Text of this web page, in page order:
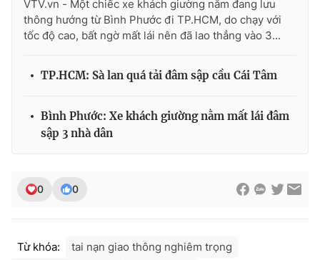
THỜI BÁO VTV
Theo dõi báo trên
Cơ quan báo chí:
Tổng Biên tập:Vũ Thanh Thủy
VTV.vn - Một chiếc xe khách giường nằm đang lưu
thông hướng từ Bình Phước đi TP.HCM, do chạy với
tốc độ cao, bất ngờ mất lái nên đã lao thẳng vào 3...
TP.HCM: Sà lan quá tải đâm sập cầu Cái Tâm
Bình Phước: Xe khách giường nằm mất lái đâm
sập 3 nhà dân
0 0
Từ khóa:
tai nạn giao thông nghiêm trọng